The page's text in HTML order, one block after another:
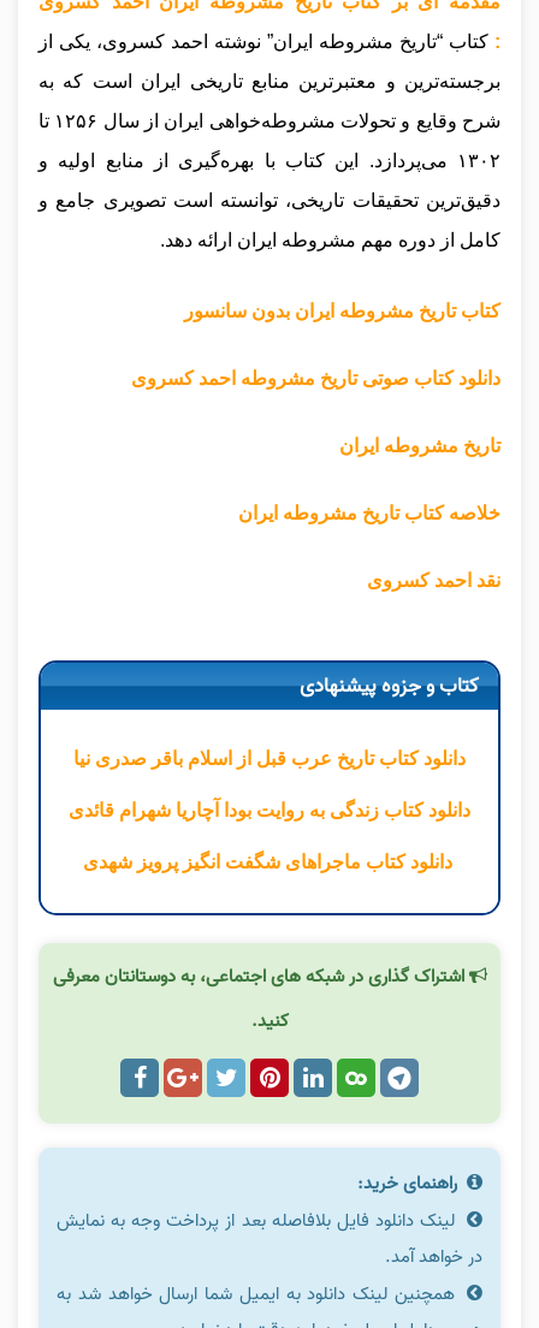
: کتاب “تاریخ مشروطه ایران” نوشته احمد کسروی، یکی از
برجسته‌ترین و معتبرترین منابع تاریخی ایران است که به
شرح وقایع و تحولات مشروطه‌خواهی ایران از سال ۱۲۵۶ تا
۱۳۰۲ می‌پردازد. این کتاب با بهره‌گیری از منابع اولیه و
دقیق‌ترین تحقیقات تاریخی، توانسته است تصویری جامع و
کامل از دوره مهم مشروطه ایران ارائه دهد.
کتاب تاریخ مشروطه ایران بدون سانسور
دانلود کتاب صوتی تاریخ مشروطه احمد کسروی
تاریخ مشروطه ایران
خلاصه کتاب تاریخ مشروطه ایران
نقد احمد کسروی
کتاب و جزوه پیشنهادی
دانلود کتاب تاریخ عرب قبل از اسلام باقر صدری نیا
دانلود کتاب زندگی به روایت بودا آچاریا شهرام قائدی
دانلود کتاب ماجراهای شگفت انگیز پرویز شهدی
اشتراک گذاری در شبکه های اجتماعی، به دوستانتان معرفی
کنید.
راهنمای خرید:
لینک دانلود فایل بلافاصله بعد از پرداخت وجه به نمایش
در خواهد آمد.
همچنین لینک دانلود به ایمیل شما ارسال خواهد شد به